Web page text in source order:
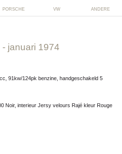
PORSCHE VW ANDERE
- januari 1974